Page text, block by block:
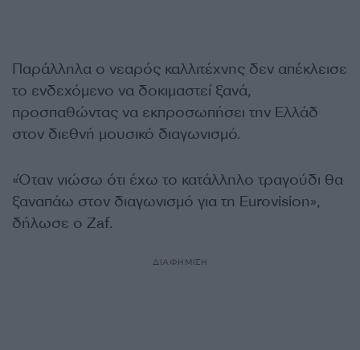
Παράλληλα ο νεαρός καλλιτέχνης δεν απέκλεισε
το ενδεχόμενο να δοκιμαστεί ξανά,
προσπαθώντας να εκπροσωπήσει την Ελλάδ
στον διεθνή μουσικό διαγωνισμό.
«Όταν νιώσω ότι έχω το κατάλληλο τραγούδι θα
ξαναπάω στον διαγωνισμό για τη Eurovision»,
δήλωσε ο Zaf.
ΔΙΑΦΗΜΙΣΗ